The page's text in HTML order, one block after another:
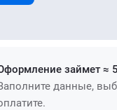
займет ≈
данные,